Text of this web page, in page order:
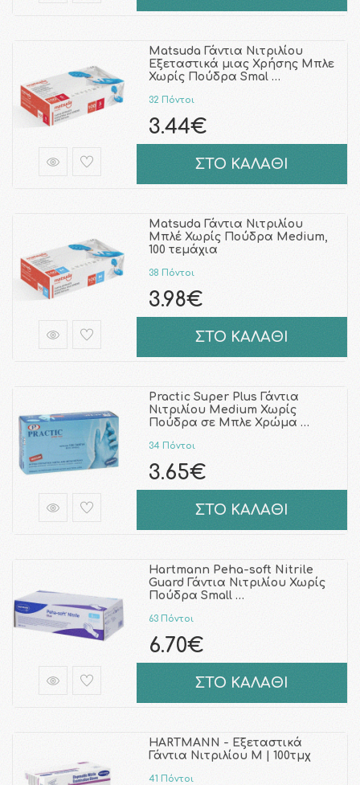
Matsuda Γάντια Νιτριλίου
Εξεταστικά μιας Χρήσης Μπλε
Χωρίς Πούδρα Smal …
32 Πόντοι
3.44€
ΣΤΟ ΚΑΛΑΘΙ
Matsuda Γάντια Νιτριλίου
Μπλέ Χωρίς Πούδρα Medium,
100 τεμάχια
38 Πόντοι
3.98€
ΣΤΟ ΚΑΛΑΘΙ
Practic Super Plus Γάντια
Νιτριλίου Medium Χωρίς
Πούδρα σε Μπλε Χρώμα …
34 Πόντοι
3.65€
ΣΤΟ ΚΑΛΑΘΙ
Hartmann Peha-soft Nitrile
Guard Γάντια Νιτριλίου Χωρίς
Πούδρα Small …
63 Πόντοι
6.70€
ΣΤΟ ΚΑΛΑΘΙ
HARTMANN - Εξεταστικά
Γάντια Νιτριλίου M | 100τμχ
41 Πόντοι